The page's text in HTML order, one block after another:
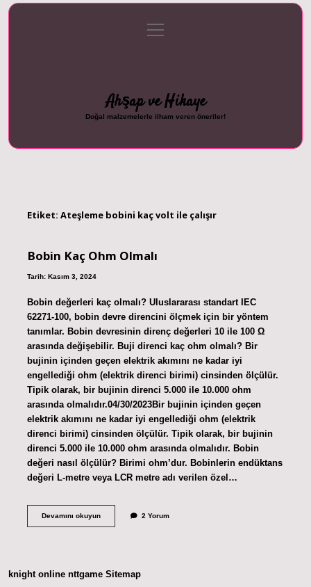
Gizlilik Politikası
menüyü
aç
Ahşap ve Hikaye
Doğal malzemelerle ilham veren öneriler!
Etiket: Ateşleme bobini kaç volt ile çalışır
Bobin Kaç Ohm Olmalı
Tarih: Kasım 3, 2024
Bobin değerleri kaç olmalı? Uluslararası standart IEC
62271-100, bobin devre direncini ölçmek için bir yöntem
tanımlar. Bobin devresinin direnç değerleri 10 ile 100 Ω
arasında değişebilir. Buji direnci kaç ohm olmalı? Bir
bujinin içinden geçen elektrik akımını ne kadar iyi
engellediği ohm (elektrik direnci birimi) cinsinden ölçülür.
Tipik olarak, bir bujinin direnci 5.000 ile 10.000 ohm
arasında olmalıdır.04/30/2023Bir bujinin içinden geçen
elektrik akımını ne kadar iyi engellediği ohm (elektrik
direnci birimi) cinsinden ölçülür. Tipik olarak, bir bujinin
direnci 5.000 ile 10.000 ohm arasında olmalıdır. Bobin
değeri nasıl ölçülür? Birimi ohm’dur. Bobinlerin endüktans
değeri L-metre veya LCR metre adı verilen özel…
Devamını okuyunBobin
2 Yorum
knight online nttgame Sitemap